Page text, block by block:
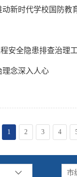
新时代学校国防教
安全隐患排查治理
理念深入人心
1 2 3 4
市